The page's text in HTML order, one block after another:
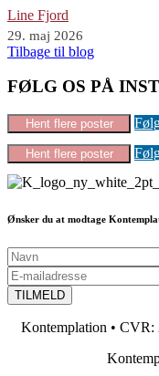
Line Fjord
29. maj 2026
Tilbage til blog
FØLG OS PÅ
Hent flere poster
Hent flere poster
Ønsker du at modtage
Kontemplation • CVR: